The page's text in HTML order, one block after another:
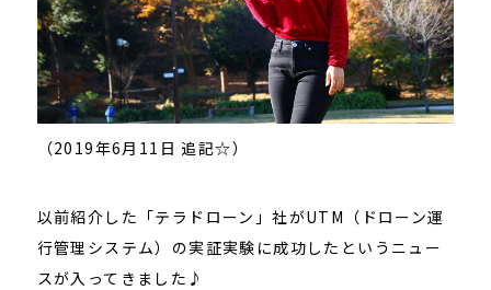
（2019年6月11日 追記☆）
以前紹介した「テラドローン」社がUTM（ドローン運
行管理システム）の実証実験に成功したというニュー
スが入ってきました♪